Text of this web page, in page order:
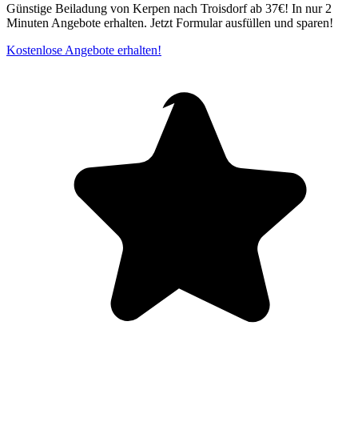
Günstige Beiladung von Kerpen nach Troisdorf ab 37€! In nur 2
Minuten Angebote erhalten. Jetzt Formular ausfüllen und sparen!
Kostenlose Angebote erhalten!